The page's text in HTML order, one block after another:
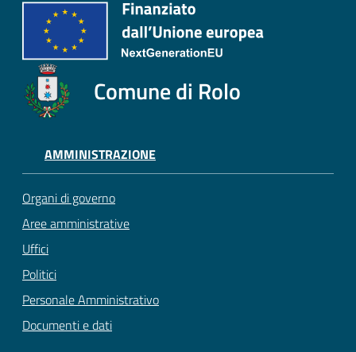
Comune di Rolo
AMMINISTRAZIONE
Organi di governo
Aree amministrative
Uffici
Politici
Personale Amministrativo
Documenti e dati